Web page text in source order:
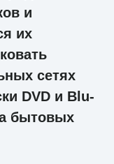
и
их
сетях
DVD и Blu-
бытовых